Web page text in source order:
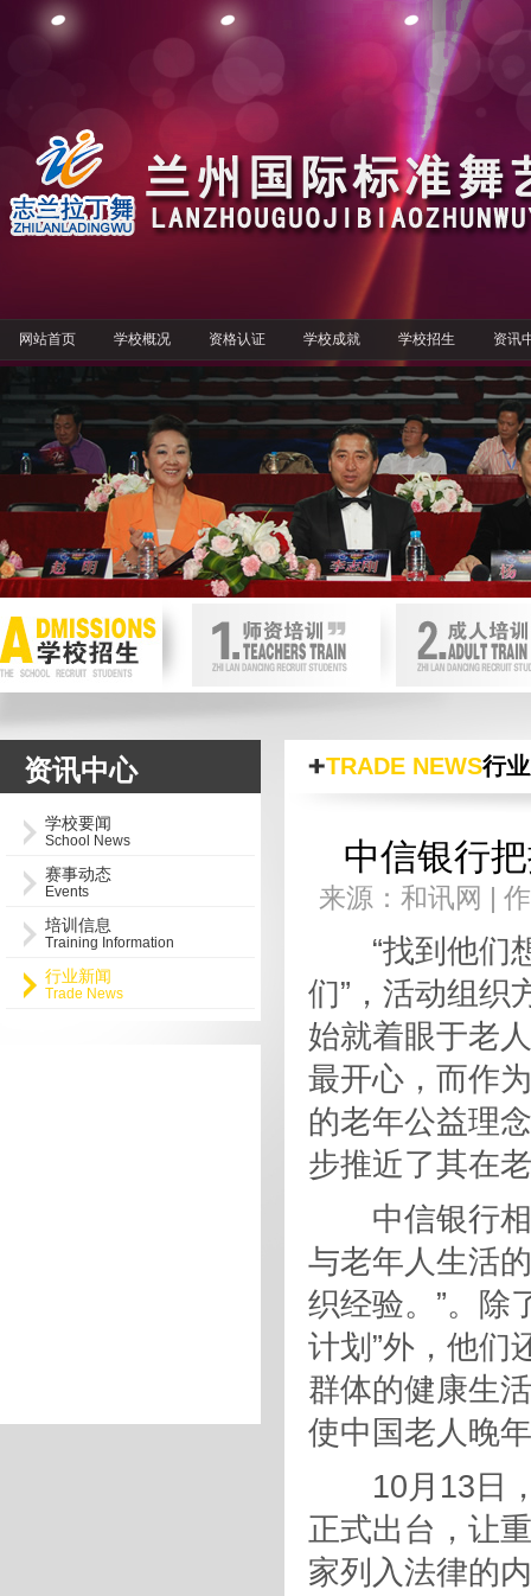
网站首页 学校概况 资格认证 学校成就 学校招生 资讯
首页内页轮换图
null
资讯中心
学校要闻
School News
赛事动态
Events
培训信息
Training Information
行业新闻
Trade News
TRADE NEWS行
中信银行
来源：和讯网 |
“找到他们想
们”，活动组织
始就着眼于老
最开心，而作
的老年公益理
步推近了其在
中信银行相
与老年人生活
织经验。”。除
计划”外，他们
群体的健康生
使中国老人晚
10月13日，
正式出台，让
家列入法律的